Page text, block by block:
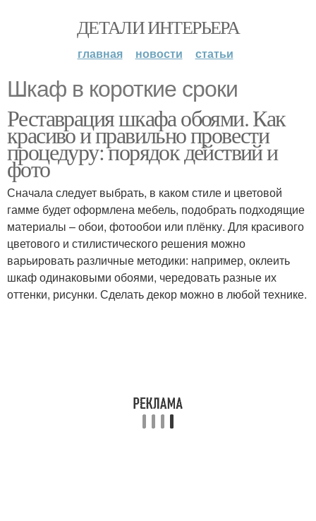
ДЕТАЛИ ИНТЕРЬЕРА
главная новости статьи
Шкаф в короткие сроки
Реставрация шкафа обоями. Как
красиво и правильно провести
процедуру: порядок действий и
фото
Сначала следует выбрать, в каком стиле и цветовой
гамме будет оформлена мебель, подобрать подходящие
материалы – обои, фотообои или плёнку. Для красивого
цветового и стилистического решения можно
варьировать различные методики: например, оклеить
шкаф одинаковыми обоями, чередовать разные их
оттенки, рисунки. Сделать декор можно в любой технике.